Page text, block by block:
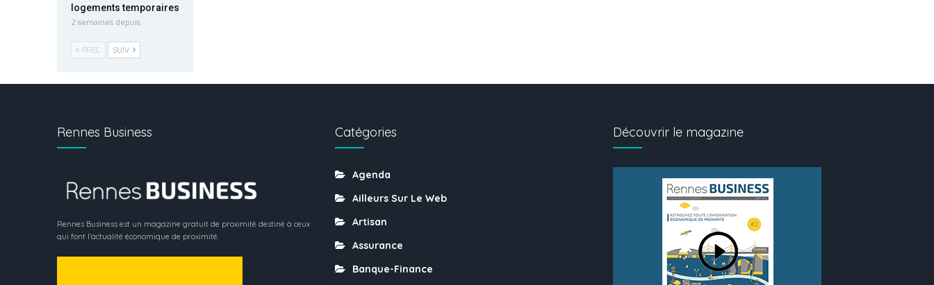
logements temporaires
2 semaines depuis
PREC SUIV
Rennes Business
Rennes Business est un magazine gratuit de proximité destiné à ceux
qui font l’actualité économique de proximité.
Catégories
Agenda
Ailleurs Sur Le Web
Artisan
Assurance
Banque-Finance
Découvrir le magazine